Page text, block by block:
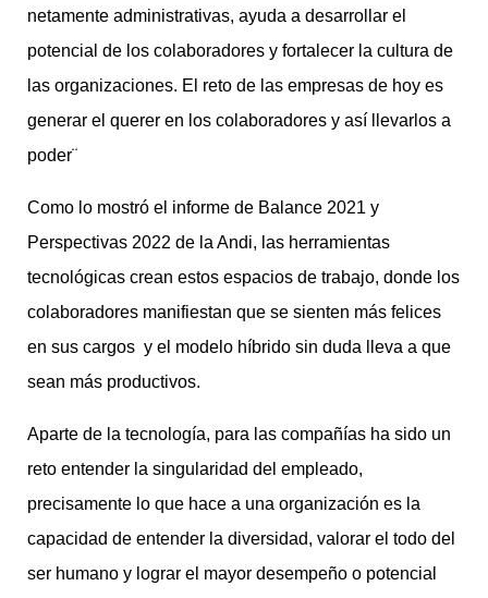
netamente administrativas, ayuda a desarrollar el
potencial de los colaboradores y fortalecer la cultura de
las organizaciones. El reto de las empresas de hoy es
generar el querer en los colaboradores y así llevarlos a
poder¨
Como lo mostró el informe de Balance 2021 y
Perspectivas 2022 de la Andi, las herramientas
tecnológicas crean estos espacios de trabajo, donde los
colaboradores manifiestan que se sienten más felices
en sus cargos y el modelo híbrido sin duda lleva a que
sean más productivos.
Aparte de la tecnología, para las compañías ha sido un
reto entender la singularidad del empleado,
precisamente lo que hace a una organización es la
capacidad de entender la diversidad, valorar el todo del
ser humano y lograr el mayor desempeño o potencial